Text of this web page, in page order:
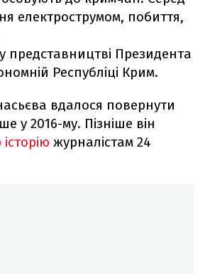
електрострумом, побиття,
у представництві Президента
Республіці Крим.
вдалося повернути
у 2016-му. Пізніше він
журналістам 24